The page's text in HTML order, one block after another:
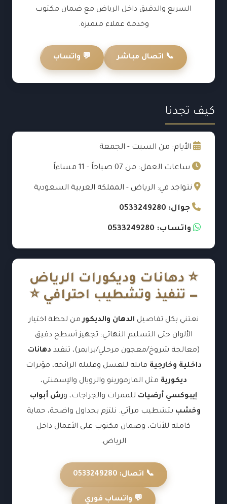
السريع والدقيق داخل الرياض مع ضمان مكتوب
وخدمة عملاء متميزة.
📞 اتصال مباشر 💬 واتساب
كيف تجدنا
الأيام: من السبت - الجمعة
ساعات العمل: من 07 صباحاً - 11 مساءاً
نتواجد في: الرياض - المملكة العربية السعودية
جوال: 0533249280
واتساب: 0533249280
⭐ دهانات وديكورات الرياض
— تنفيذ وتشطيب احترافي ⭐
نعتني بكل تفاصيل الدهان والديكورمن لحظة اختيار
الألوان حتى التسليم النهائي: تجهيز أسطح دقيق
(معالجة شروخ/معجون مرحلي/برايمر)، تنفيذ دهانات
داخلية وخارجية قابلة للغسل وقليلة الرائحة، مؤثرات
ديكورية مثل المارمورينو والرويال والإسمنتي،
إيبوكسي أرضيات للممرات والجراجات، ورش أبواب
وخشب بتشطيب مرآتي. نلتزم بجداول واضحة، حماية
كاملة للأثاث، وضمان مكتوب على الأعمال داخل
الرياض.
📞 اتصال: 0533249280
💬 واتساب فوري